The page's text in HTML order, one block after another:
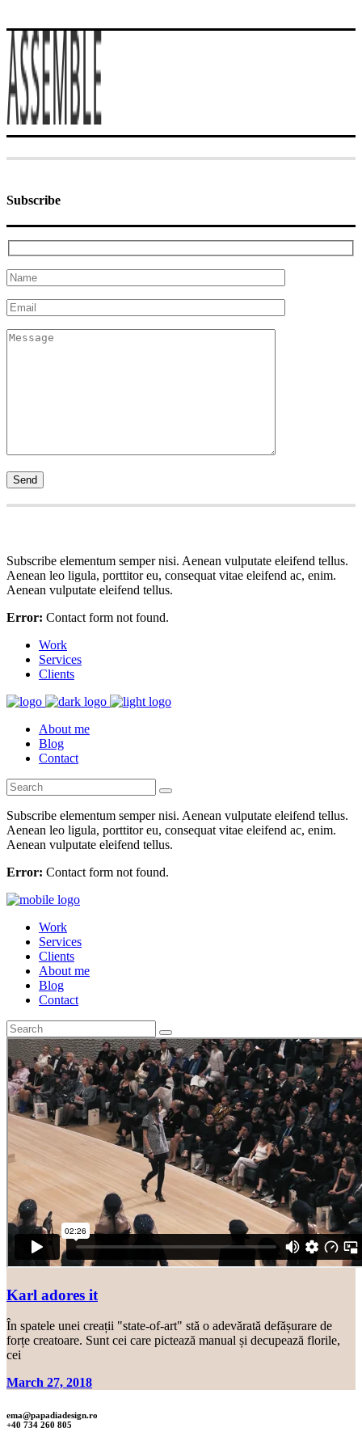
Subscribe
Subscribe elementum semper nisi. Aenean vulputate eleifend tellus.
Aenean leo ligula, porttitor eu, consequat vitae eleifend ac, enim.
Aenean vulputate eleifend tellus.
Error: Contact form not found.
Work
Services
Clients
About me
Blog
Contact
Subscribe elementum semper nisi. Aenean vulputate eleifend tellus.
Aenean leo ligula, porttitor eu, consequat vitae eleifend ac, enim.
Aenean vulputate eleifend tellus.
Error: Contact form not found.
Work
Services
Clients
About me
Blog
Contact
Karl adores it
În spatele unei creații "state-of-art" stă o adevărată defășurare de
forțe creatoare. Sunt cei care pictează manual și decupează florile,
cei
March 27, 2018
ema@papadiadesign.ro
+40 734 260 805